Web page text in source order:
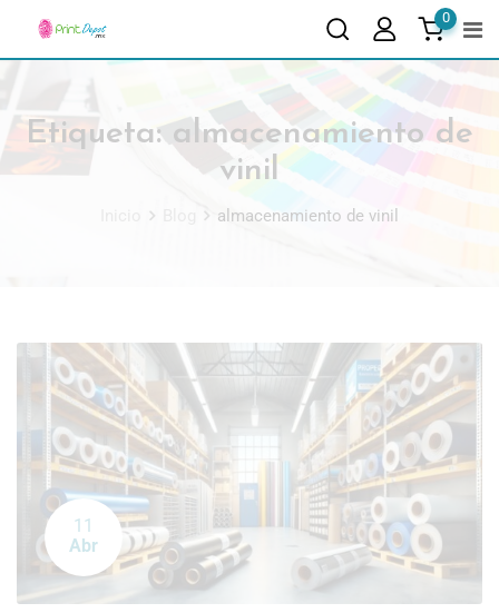
0
Etiqueta: almacenamiento de
vinil
almacenamiento de vinil
11
Abr